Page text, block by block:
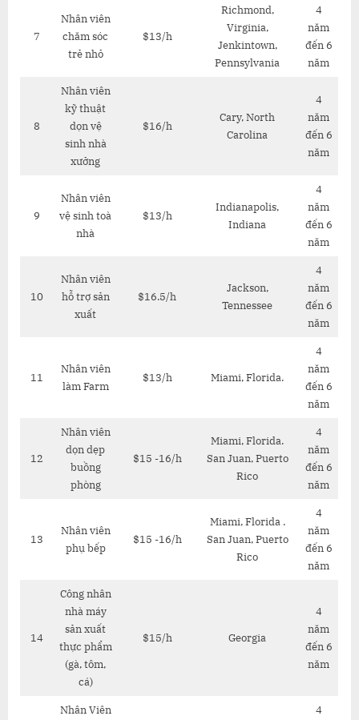
7
Nhân viên
chăm sóc
trẻ nhỏ
$13/h
Richmond,
Virginia,
Jenkintown,
Pennsylvania
4
năm
đến 6
năm
8
Nhân viên
kỹ thuật
dọn vệ
sinh nhà
xưởng
$16/h
Cary, North
Carolina
4
năm
đến 6
năm
9
Nhân viên
vệ sinh toà
nhà
$13/h
Indianapolis,
Indiana
4
năm
đến 6
năm
10
Nhân viên
hỗ trợ sản
xuất
$16.5/h
Jackson,
Tennessee
4
năm
đến 6
năm
11
Nhân viên
làm Farm
$13/h Miami, Florida.
4
năm
đến 6
năm
12
Nhân viên
dọn dẹp
buồng
phòng
$15 -16/h
Miami, Florida.
San Juan, Puerto
Rico
4
năm
đến 6
năm
13
Nhân viên
phụ bếp
$15 -16/h
Miami, Florida .
San Juan, Puerto
Rico
4
năm
đến 6
năm
14
Công nhân
nhà máy
sản xuất
thực phẩm
(gà, tôm,
cá)
$15/h Georgia
4
năm
đến 6
năm
Nhân Viên
4